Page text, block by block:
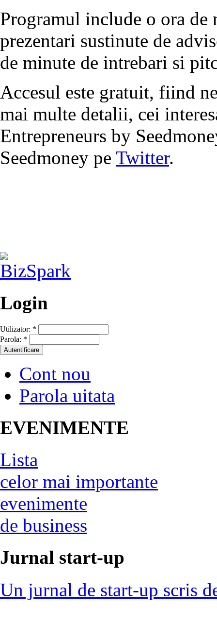
Programul include o ora
prezentari sustinute de
de minute de intrebari si
Accesul este gratuit, fiind
mai multe detalii, cei
Entrepreneurs by
Seedmoney pe Twitter.
Login
Utilizator: *
Parola: *
Cont nou
Parola uitata
EVENIMENTE
Lista
celor mai importante
evenimente
de business
Jurnal start-up
Un jurnal de start-up scris